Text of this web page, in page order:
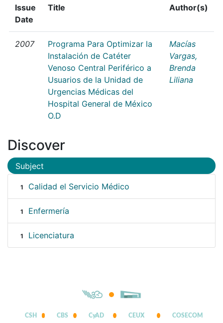
Issue
Date
Title Author(s)
2007
Programa Para Optimizar la
Instalación de Catéter
Venoso Central Periférico a
Usuarios de la Unidad de
Urgencias Médicas del
Hospital General de México
O.D
Macías
Vargas,
Brenda
Liliana
Discover
Subject
1 Calidad el Servicio Médico
1 Enfermería
1 Licenciatura
CSH CBS CyAD CEUX COSECOM